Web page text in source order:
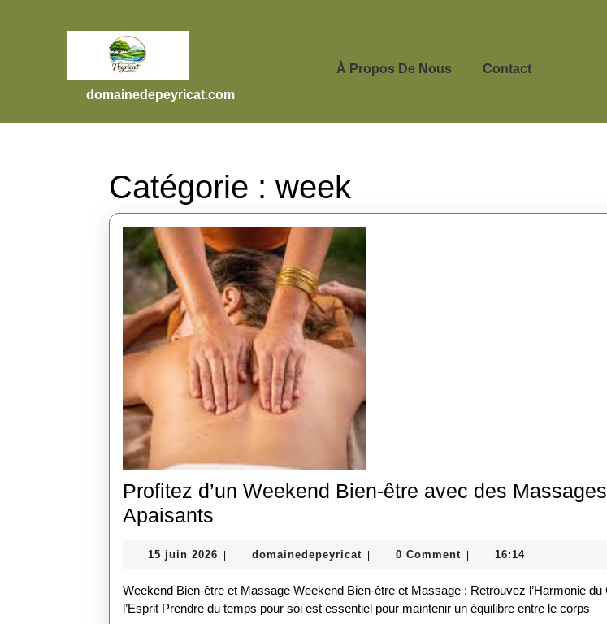
domainedepeyricat.com
À Propos De Nous Contact
Catégorie : week
Profitez d’un Weekend Bien-être avec des Massages
Apaisants
Weekend
Bien-
être
15 juin 2026 15
2026
domainedepeyricat domainedepeyricat
0 Comment 16:14
Weekend Bien-être et Massage Weekend Bien-être et Massage : Retrouvez l’Harmonie du Corps et de
l’Esprit Prendre du temps pour soi est essentiel pour maintenir un équilibre entre le corps